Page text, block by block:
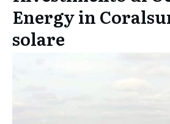
Energy in
solare